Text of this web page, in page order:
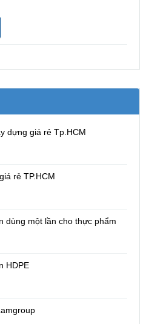
dựng giá rẻ Tp.HCM
rẻ TP.HCM
dùng một lần cho thực phẩm
HDPE